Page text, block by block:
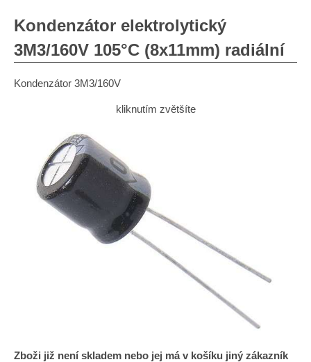
Kondenzátor elektrolytický
3M3/160V 105°C (8x11mm) radiální
Kondenzátor 3M3/160V
kliknutím zvětšíte
Zboži již není skladem nebo jej má v košíku jiný zákazník